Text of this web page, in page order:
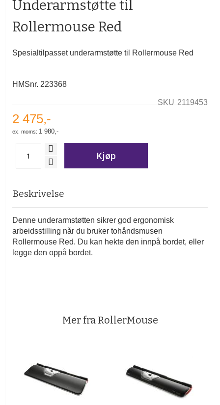
av
Underarmstøtte til
Rollermouse Red
Spesialtilpasset underarmstøtte til Rollermouse Red
HMSnr. 223368
SKU 2119453
2 475,-
1 980,-
Kjøp
Beskrivelse
Denne underarmstøtten sikrer god ergonomisk
arbeidsstilling når du bruker tohåndsmusen
Rollermouse Red. Du kan hekte den innpå bordet, eller
legge den oppå bordet.
Mer fra RollerMouse